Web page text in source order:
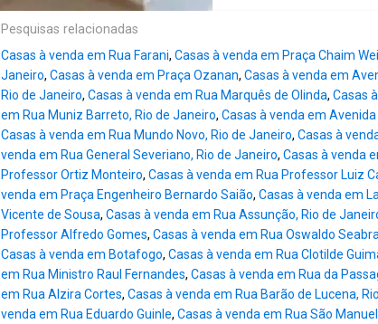
Pesquisas relacionadas
Casas à venda em Rua Farani, Casas à venda em Praça Chaim
Janeiro, Casas à venda em Praça Ozanan, Casas à venda em
Rio de Janeiro, Casas à venda em Rua Marquês de Olinda, Casas
em Rua Muniz Barreto, Rio de Janeiro, Casas à venda em
Casas à venda em Rua Mundo Novo, Rio de Janeiro, Casas à
venda em Rua General Severiano, Rio de Janeiro, Casas à venda
Professor Ortiz Monteiro, Casas à venda em Rua Professor Luiz
venda em Praça Engenheiro Bernardo Saião, Casas à venda em
Vicente de Sousa, Casas à venda em Rua Assunção, Rio de
Professor Alfredo Gomes, Casas à venda em Rua Oswaldo Seabra
Casas à venda em Botafogo, Casas à venda em Rua Clotilde
em Rua Ministro Raul Fernandes, Casas à venda em Rua da
em Rua Alzira Cortes, Casas à venda em Rua Barão de Lucena,
venda em Rua Eduardo Guinle, Casas à venda em Rua São